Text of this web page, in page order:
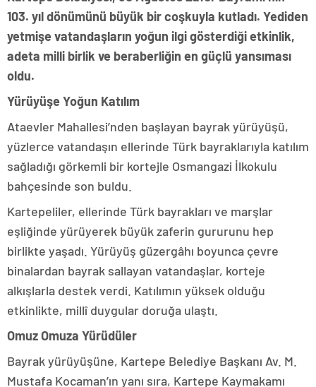
103. yıl dönümünü büyük bir coşkuyla kutladı. Yediden
yetmişe vatandaşların yoğun ilgi gösterdiği etkinlik,
adeta milli birlik ve beraberliğin en güçlü yansıması
oldu.
Yürüyüşe Yoğun Katılım
Ataevler Mahallesi’nden başlayan bayrak yürüyüşü,
yüzlerce vatandaşın ellerinde Türk bayraklarıyla katılım
sağladığı görkemli bir kortejle Osmangazi İlkokulu
bahçesinde son buldu.
Kartepeliler, ellerinde Türk bayrakları ve marşlar
eşliğinde yürüyerek büyük zaferin gururunu hep
birlikte yaşadı. Yürüyüş güzergâhı boyunca çevre
binalardan bayrak sallayan vatandaşlar, korteje
alkışlarla destek verdi. Katılımın yüksek olduğu
etkinlikte, millî duygular doruğa ulaştı.
Omuz Omuza Yürüdüler
Bayrak yürüyüşüne, Kartepe Belediye Başkanı Av. M.
Mustafa Kocaman’ın yanı sıra, Kartepe Kaymakamı